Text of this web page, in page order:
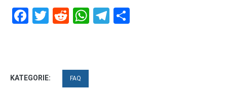
Facebook
Twitter
RedditWhatsApp
Telegram
KATEGORIE: FAQ